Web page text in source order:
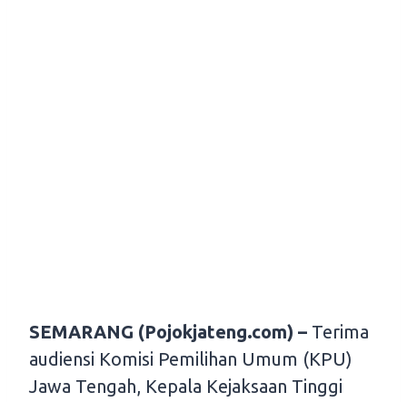
SEMARANG (Pojokjateng.com) – Terima
audiensi Komisi Pemilihan Umum (KPU)
Jawa Tengah, Kepala Kejaksaan Tinggi